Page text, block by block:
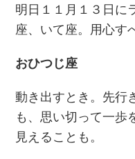
明日１１月１３日に
座、いて座。用心す
おひつじ座
動き出すとき。先行
も、思い切って一歩
見えることも。